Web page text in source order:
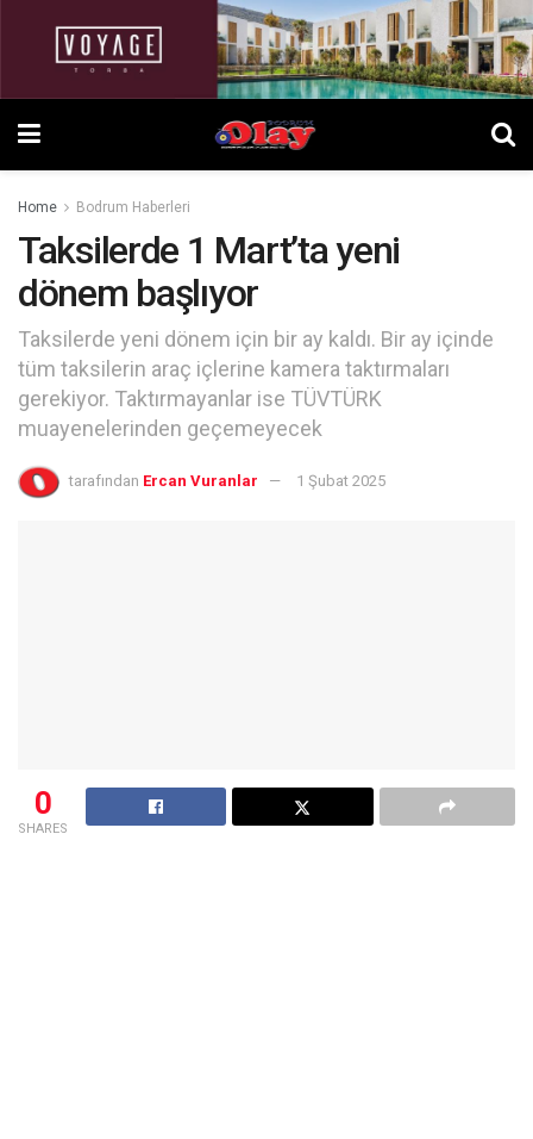
Home Bodrum Haberleri
Taksilerde 1 Mart’ta yeni
dönem başlıyor
Taksilerde yeni dönem için bir ay kaldı. Bir ay içinde
tüm taksilerin araç içlerine kamera taktırmaları
gerekiyor. Taktırmayanlar ise TÜVTÜRK
muayenelerinden geçemeyecek
tarafından Ercan Vuranlar 1 Şubat 2025
0
SHARES